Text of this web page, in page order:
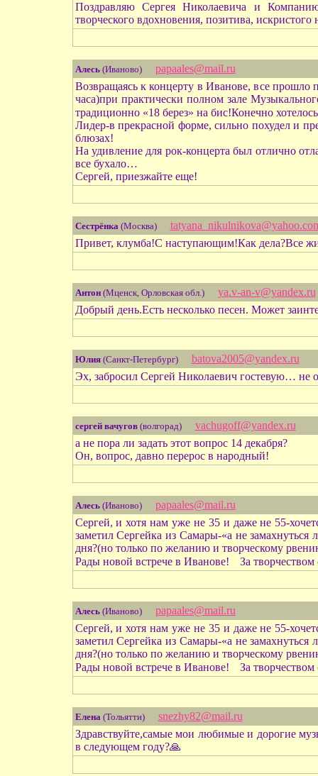
Поздравляю Сергея Николаевича и
творческого вдохновения, позитива,
Алесь(Иваново)
papaales@mail.ru
Возвращаясь к концерту в Иванове, все прошло
часа)при практически полном зале
традиционно «18 берез» на бис!Конечно
Лидер-в прекрасной форме, сильно похудел и
блюзах!
На удивление для рок-концерта был отлично
все бухало…
Сергей, приезжайте еще!
Сестрёнка(Москва)
Привет, клумба!C наступающим!Как дела?Все
Антон(Мценск, Орловская обл.)
ya.v-an-v@yandex.ru
Добрый день.Есть несколько песен. Может
Юлия(Санкт-Петербург)
batova2005@yandex.ru
Эх, забросил Сергей Николаевич гостевую… не
сергей вачугов(волгорад)
vachugoff@yandex.ru
а не пора ли задать этот вопрос 14 декабря?
Он, вопрос, давно перерос в народный!
Алесь(Иваново)
papaales@mail.ru
Сергей, и хотя нам уже не 35 и даже не 55-
заметил Сергейка из Самары-«а не
дня?(но только по желанию и творческому
Рады новой встрече в Иванове!
За
Алесь(Иваново)
papaales@mail.ru
Сергей, и хотя нам уже не 35 и даже не 55-
заметил Сергейка из Самары-«а не
дня?(но только по желанию и творческому
Рады новой встрече в Иванове!
За
Елена(Тольятти)
snezhy82@mail.ru
Здравствуйте,самые мои любимые и дорогие
в следующем году?🙏